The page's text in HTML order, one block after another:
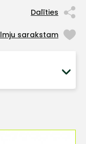
Dalīties
sarakstam